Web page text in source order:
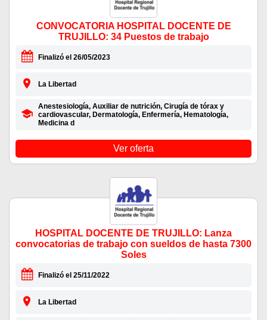
CONVOCATORIA HOSPITAL DOCENTE DE
TRUJILLO: 34 Puestos de trabajo
Finalizó el 26/05/2023
La Libertad
Anestesiología, Auxiliar de nutrición, Cirugía de tórax y
cardiovascular, Dermatología, Enfermería, Hematología,
Medicina d
Ver oferta
HOSPITAL DOCENTE DE TRUJILLO: Lanza
convocatorias de trabajo con sueldos de hasta 7300
Soles
Finalizó el 25/11/2022
La Libertad